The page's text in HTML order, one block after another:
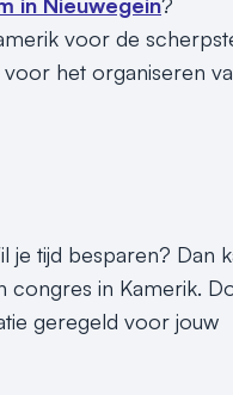
voor de
het organiseren
je tijd besparen? Dan
congres in Kamerik.
geregeld voor jouw